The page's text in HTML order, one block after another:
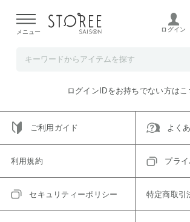
よる配送遅延が発生しております。
メニュー ログイン
ご指定のアイテムは取り扱い終了、または
トップへ戻る
ログインIDをお持ちでない方はこ
ご利用ガイド よく
利用規約 プラ
セキュリティーポリシー 特定商取引